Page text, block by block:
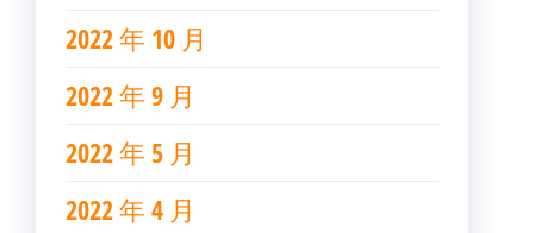
2022 年 10 月
2022 年 9 月
2022 年 5 月
2022 年 4 月